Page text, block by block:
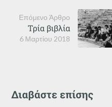
Επόμενο Άρθρο
6 Μαρτίου 2018
Τρία βιβλία
Διαβάστε επίσης